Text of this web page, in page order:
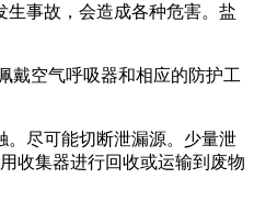
事故，会造成各种危害。盐
戴空气呼吸器和相应的防护工
尽可能切断泄漏源。少量泄
收集器进行回收或运输到废物